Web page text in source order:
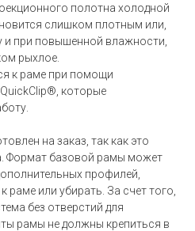
полотна холодной
слишком плотным или,
и при повышенной влажности,
рыхлое.
к раме при помощи
которые
на заказ, так как это
Формат базовой рамы может
профилей,
или убирать. За счет того,
без отверстий для
рамы не должны крепиться в